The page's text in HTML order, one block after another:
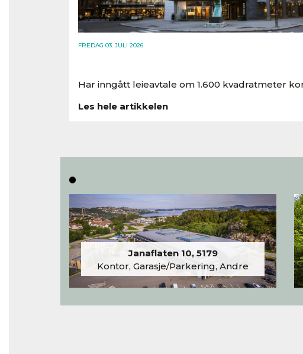
FREDAG 03. JULI 2026
Har inngått leieavtale om 1.600 kvadratmeter
Les hele artikkelen
Janaflaten 10, 5179
Kontor, Garasje/Parkering, Andre